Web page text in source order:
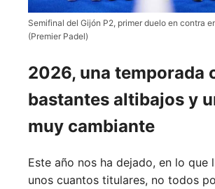
Semifinal del Gijón P2, primer duelo en contra
(Premier Padel)
2026, una temporada
bastantes altibajos y
muy cambiante
Este año nos ha dejado, en lo que
unos cuantos titulares, no todos